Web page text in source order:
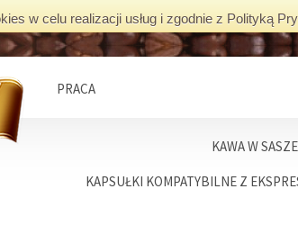
w celu realizacji usług i zgodnie z Polityką
PRACA
KAWA W
KAPSUŁKI KOMPATYBILNE Z